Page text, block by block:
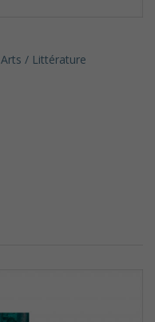
Arts / Littérature